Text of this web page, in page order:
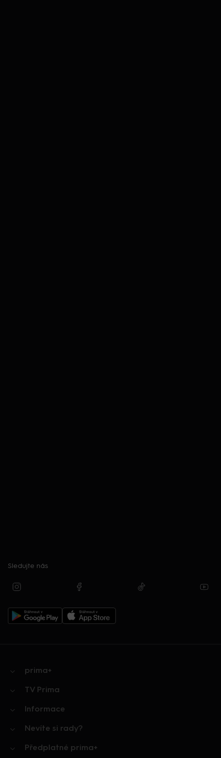
Sledujte nás
prima+
TV Prima
Informace
Nevíte si rady?
Předplatné prima+